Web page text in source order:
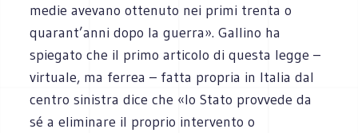
medie avevano ottenuto nei primi trenta o
quarant’anni dopo la guerra». Gallino ha
spiegato che il primo articolo di questa legge –
virtuale, ma ferrea – fatta propria in Italia dal
centro sinistra dice che «lo Stato provvede da
sé a eliminare il proprio intervento o